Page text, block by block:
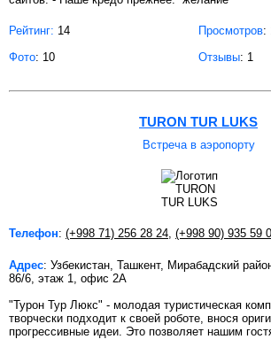
Рейтинг: 14 Просмотров:
Фото: 10 Отзывы: 1
TURON TUR LUKS
Встреча в аэропорту
Телефон: (+998 71) 256 28 24, (+998 90) 935 59
Адрес: Узбекистан, Ташкент, Мирабадский
86/6, этаж 1, офис 2А
"Турон Тур Люкс" - молодая туристическая
творчески подходит к своей роботе, внося
прогрессивные идеи. Это позволяет нашим